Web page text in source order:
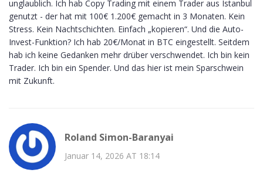
unglaublich. Ich hab Copy Trading mit einem Trader aus Istanbul
genutzt - der hat mit 100€ 1.200€ gemacht in 3 Monaten. Kein
Stress. Kein Nachtschichten. Einfach „kopieren“. Und die Auto-
Invest-Funktion? Ich hab 20€/Monat in BTC eingestellt. Seitdem
hab ich keine Gedanken mehr drüber verschwendet. Ich bin kein
Trader. Ich bin ein Spender. Und das hier ist mein Sparschwein
mit Zukunft.
Roland Simon-Baranyai
Januar 14, 2026 AT 18:14